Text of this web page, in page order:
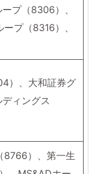
プ（8306）、
プ（8316）、
）、大和証券グ
ィングス
8766）、第一生